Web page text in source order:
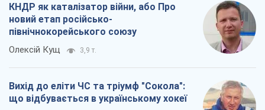
КНДР як каталізатор війни, або Про
новий етап російсько-
північнокорейського союзу
Олексій Кущ 3,9 т.
Вихід до еліти ЧС та тріумф "Сокола":
що відбувається в українському хокеї